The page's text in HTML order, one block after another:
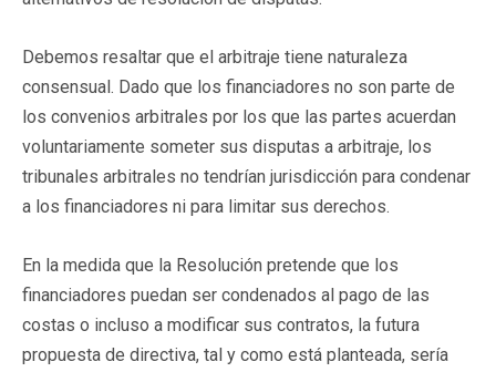
Debemos resaltar que el arbitraje tiene naturaleza
consensual. Dado que los financiadores no son parte de
los convenios arbitrales por los que las partes acuerdan
voluntariamente someter sus disputas a arbitraje, los
tribunales arbitrales no tendrían jurisdicción para condenar
a los financiadores ni para limitar sus derechos.
En la medida que la Resolución pretende que los
financiadores puedan ser condenados al pago de las
costas o incluso a modificar sus contratos, la futura
propuesta de directiva, tal y como está planteada, sería